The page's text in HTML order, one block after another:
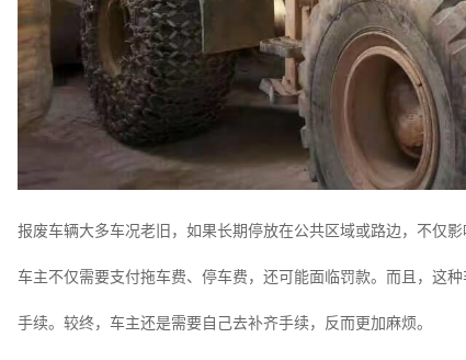
报废车辆大多车况老旧，如果长期停放在公共区域或路边，不仅
车主不仅需要支付拖车费、停车费，还可能面临罚款。而且，这
手续。较终，车主还是需要自己去补齐手续，反而更加麻烦。